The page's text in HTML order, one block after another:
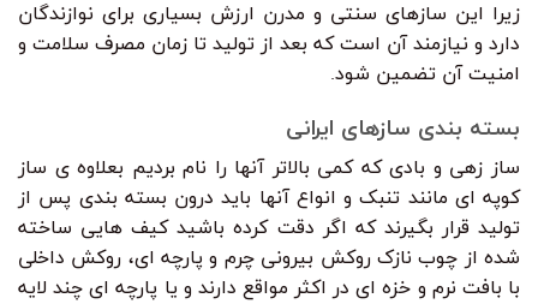
زیرا این سازهای سنتی و مدرن ارزش بسیاری برای نوازندگان
دارد و نیازمند آن است که بعد از تولید تا زمان مصرف سلامت و
امنیت آن تضمین شود.
بسته بندی سازهای ایرانی
ساز زهی و بادی که کمی بالاتر آنها را نام بردیم بعلاوه ی ساز
کوپه ای مانند تنبک و انواع آنها باید درون بسته بندی پس از
تولید قرار بگیرند که اگر دقت کرده باشید کیف هایی ساخته
شده از چوب نازک روکش بیرونی چرم و پارچه ای، روکش داخلی
با بافت نرم و خزه ای در اکثر مواقع دارند و یا پارچه ای چند لایه